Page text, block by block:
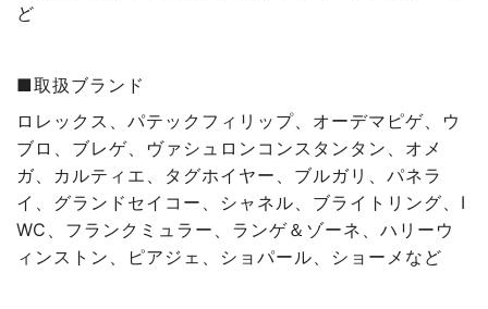
ど
■取扱ブランド
ロレックス、パテックフィリップ、オーデマピゲ、ウ
ブロ、ブレゲ、ヴァシュロンコンスタンタン、オメ
ガ、カルティエ、タグホイヤー、ブルガリ、パネラ
イ、グランドセイコー、シャネル、ブライトリング、I
WC、フランクミュラー、ランゲ＆ゾーネ、ハリーウ
ィンストン、ピアジェ、ショパール、ショーメなど